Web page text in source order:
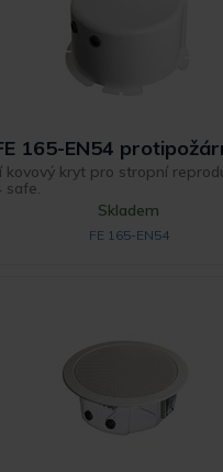
165-EN54
kovový kryt pro stropní
safe.
Skladem
FE 165-EN54